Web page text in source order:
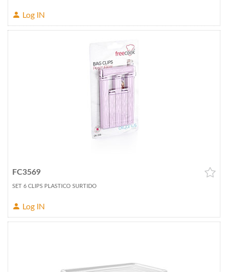
Log IN
FC3569
SET 6 CLIPS PLASTICO SURTIDO
Log IN